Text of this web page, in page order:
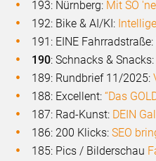
193: Nürnberg: Mit SO
192: Bike & AI/KI:
191: EINE Fahrradstraße:
190: Schnacks & Snacks:
189: Rundbrief 11/2025:
188: Excellent:“Das
187: Rad-Kunst: DEIN
186: 200 Klicks:SEO
185: Pics / Bilderschau